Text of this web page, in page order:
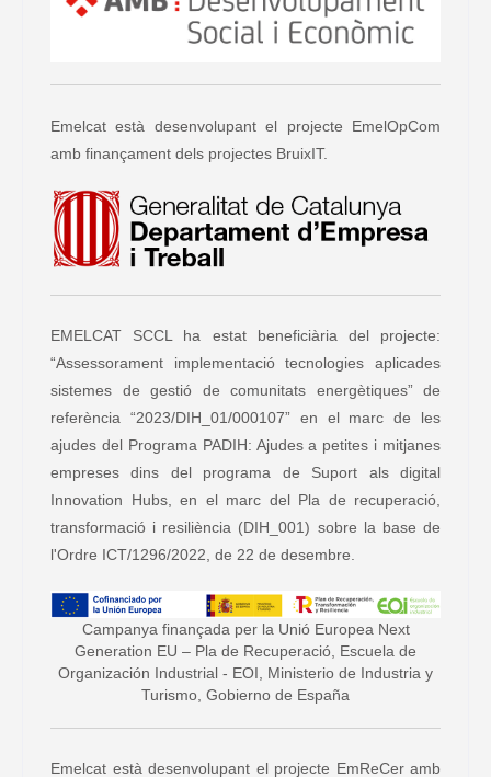
Emelcat està desenvolupant el projecte EmelOpCom
amb finançament dels projectes BruixIT.
EMELCAT SCCL ha estat beneficiària del projecte:
“Assessorament implementació tecnologies aplicades
sistemes de gestió de comunitats energètiques” de
referència “2023/DIH_01/000107” en el marc de les
ajudes del Programa PADIH: Ajudes a petites i mitjanes
empreses dins del programa de Suport als digital
Innovation Hubs, en el marc del Pla de recuperació,
transformació i resiliència (DIH_001) sobre la base de
l'Ordre ICT/1296/2022, de 22 de desembre.
Campanya finançada per la Unió Europea Next
Generation EU – Pla de Recuperació, Escuela de
Organización Industrial - EOI, Ministerio de Industria y
Turismo, Gobierno de España
Emelcat està desenvolupant el projecte EmReCer amb